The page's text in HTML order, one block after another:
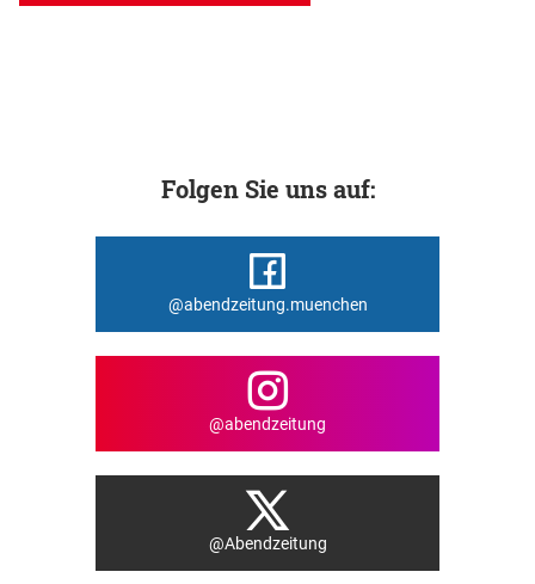
Folgen Sie uns auf:
@abendzeitung.muenchen
@abendzeitung
@Abendzeitung